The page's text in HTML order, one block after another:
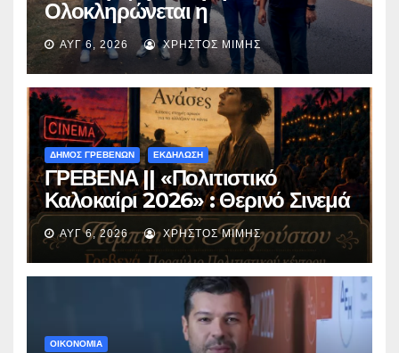
Ολοκληρώνεται η
ασφαλτόστρωση της οδού
Περιβόλι – Αβδέλλα
ΑΥΓ 6, 2026 ΧΡΉΣΤΟΣ ΜΊΜΗΣ
ΔΗΜΟΣ ΓΡΕΒΕΝΩΝ ΕΚΔΗΛΩΣΗ
ΓΡΕΒΕΝΑ || «Πολιτιστικό
Καλοκαίρι 2026» : Θερινό Σινεμά
με την βραβευμένη ταινία
«Μικρές Ανάσες».
ΑΥΓ 6, 2026 ΧΡΉΣΤΟΣ ΜΊΜΗΣ
ΟΙΚΟΝΟΜΙΑ